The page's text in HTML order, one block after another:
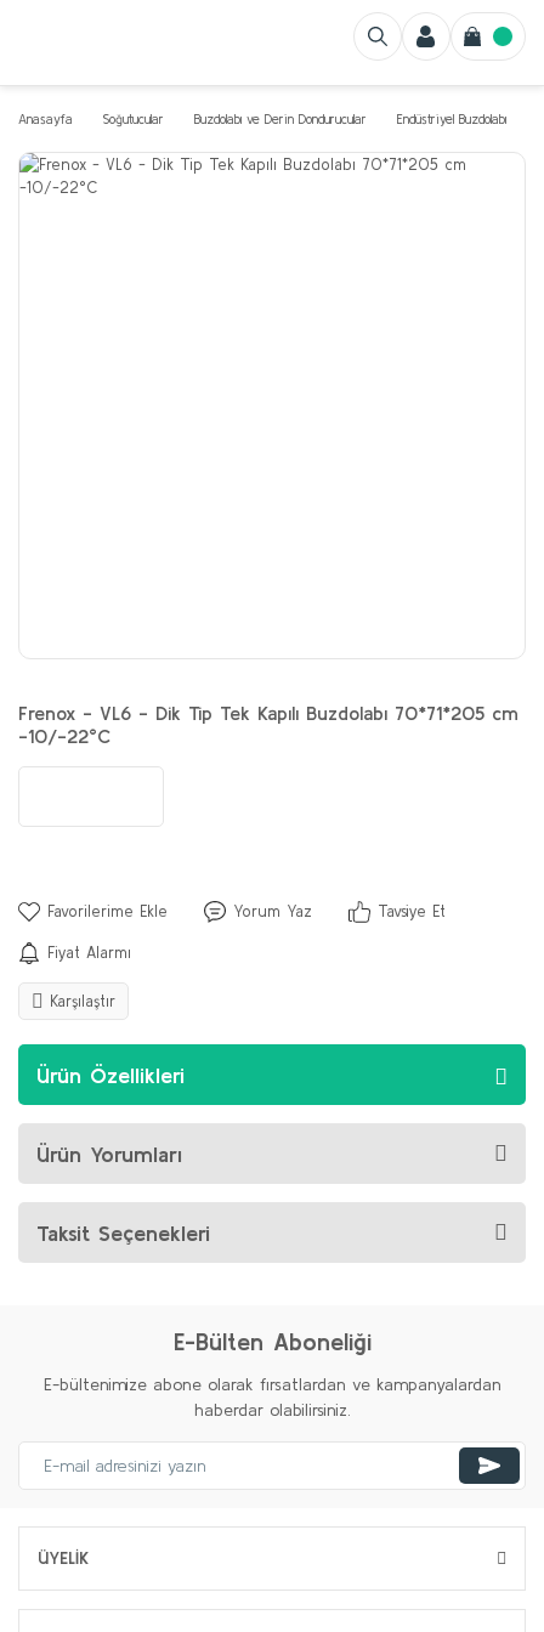
Anasayfa Soğutucular Buzdolabı ve Derin Dondurucular Endüstriyel Buzdolabı
Frenox - VL6 - Dik Tip Tek Kapılı Buzdolabı 70*71*205 cm
-10/-22°C
Yorum Yaz Tavsiye Et
Fiyat Alarmı
Karşılaştır
Ürün Özellikleri
Ürün Yorumları
Taksit Seçenekleri
E-Bülten Aboneliği
E-bültenimize abone olarak fırsatlardan ve kampanyalardan
haberdar olabilirsiniz.
ÜYELİK